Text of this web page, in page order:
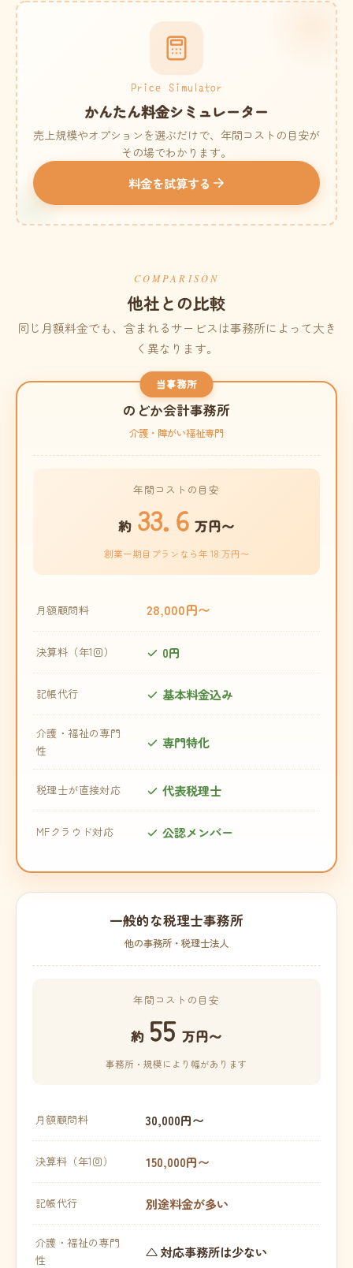
Price Simulator
かんたん料金シミュレーター
売上規模やオプションを選ぶだけで、年間コストの目安が
その場でわかります。
料金を試算する
COMPARISON
他社との比較
同じ月額料金でも、含まれるサービスは事務所によって大き
く異なります。
当事務所
のどか会計事務所
介護・障がい福祉専門
年間コストの目安
約 33.6 万円〜
創業一期目プランなら年 18 万円〜
月額顧問料 28,000円〜
決算料（年1回） 0円
記帳代行 基本料金込み
介護・福祉の専門
性
専門特化
税理士が直接対応 代表税理士
MFクラウド対応 公認メンバー
一般的な税理士事務所
他の事務所・税理士法人
年間コストの目安
約 55 万円〜
事務所・規模により幅があります
月額顧問料 30,000円〜
決算料（年1回） 150,000円〜
記帳代行 別途料金が多い
介護・福祉の専門
性
△ 対応事務所は少ない